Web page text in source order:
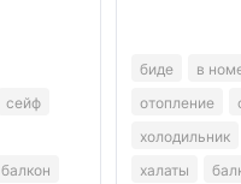
сейф
балкон
биде в
отопление
холодильник
халаты